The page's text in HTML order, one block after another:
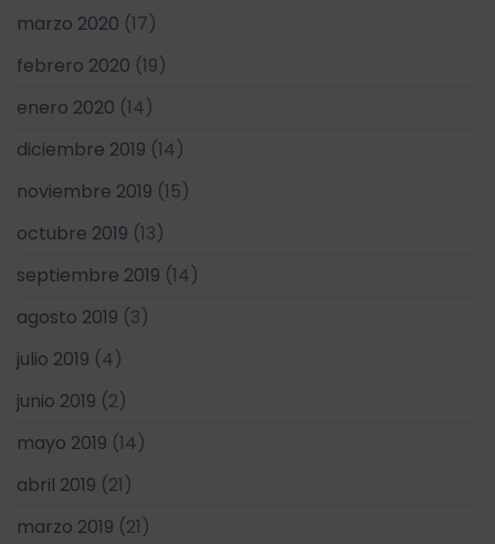
marzo 2020 (17)
febrero 2020 (19)
enero 2020 (14)
diciembre 2019 (14)
noviembre 2019 (15)
octubre 2019 (13)
septiembre 2019 (14)
agosto 2019 (3)
julio 2019 (4)
junio 2019 (2)
mayo 2019 (14)
abril 2019 (21)
marzo 2019 (21)